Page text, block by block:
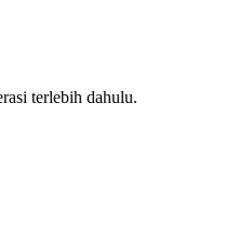
terlebih dahulu.